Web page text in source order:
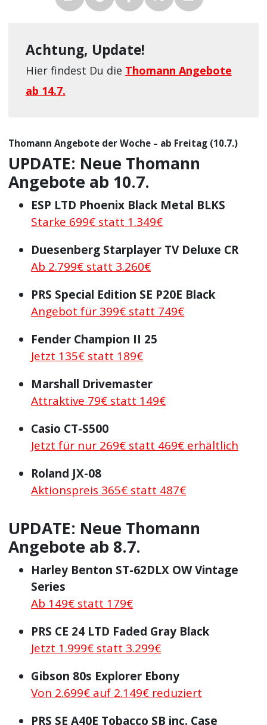
Achtung, Update!
Hier findest Du die Thomann Angebote
ab 14.7.
Thomann Angebote der Woche – ab Freitag (10.7.)
UPDATE: Neue Thomann
Angebote ab 10.7.
ESP LTD Phoenix Black Metal BLKS
Starke 699€ statt 1.349€
Duesenberg Starplayer TV Deluxe CR
Ab 2.799€ statt 3.260€
PRS Special Edition SE P20E Black
Angebot für 399€ statt 749€
Fender Champion II 25
Jetzt 135€ statt 189€
Marshall Drivemaster
Attraktive 79€ statt 149€
Casio CT-S500
Jetzt für nur 269€ statt 469€ erhältlich
Roland JX-08
Aktionspreis 365€ statt 487€
UPDATE: Neue Thomann
Angebote ab 8.7.
Harley Benton ST-62DLX OW Vintage
Series
Ab 149€ statt 179€
PRS CE 24 LTD Faded Gray Black
Jetzt 1.999€ statt 3.299€
Gibson 80s Explorer Ebony
Von 2.699€ auf 2.149€ reduziert
PRS SE A40E Tobacco SB inc. Case